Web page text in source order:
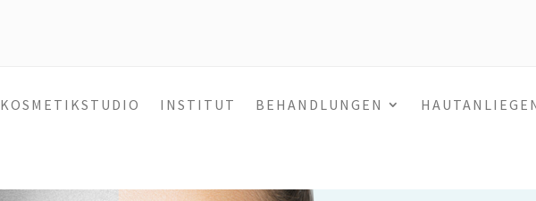
KOSMETIKSTUDIO INSTITUT BEHANDLUNGEN